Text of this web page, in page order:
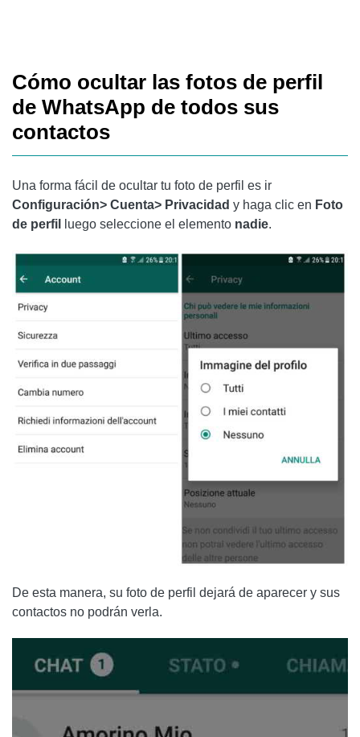
Cómo ocultar las fotos de perfil
de WhatsApp de todos sus
contactos
Una forma fácil de ocultar tu foto de perfil es ir
Configuración> Cuenta> Privacidad y haga clic en Foto
de perfil
luego seleccione el elemento nadie.
De esta manera, su foto de perfil dejará de aparecer y sus
contactos no podrán verla.